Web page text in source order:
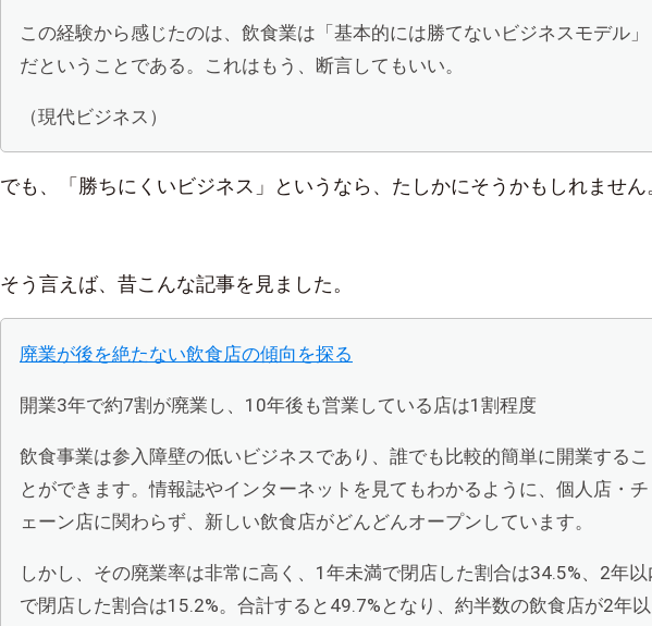
この経験から感じたのは、飲食業は「基本的には勝てないビジネスモデル」
だということである。これはもう、断言してもいい。
（現代ビジネス）
でも、「勝ちにくいビジネス」というなら、たしかにそうかもしれません
そう言えば、昔こんな記事を見ました。
廃業が後を絶たない飲食店の傾向を探る
開業3年で約7割が廃業し、10年後も営業している店は1割程度
飲食事業は参入障壁の低いビジネスであり、誰でも比較的簡単に開業するこ
とができます。情報誌やインターネットを見てもわかるように、個人店・チ
ェーン店に関わらず、新しい飲食店がどんどんオープンしています。
しかし、その廃業率は非常に高く、1年未満で閉店した割合は34.5%、2年以
で閉店した割合は15.2%。合計すると49.7%となり、約半数の飲食店が2年以